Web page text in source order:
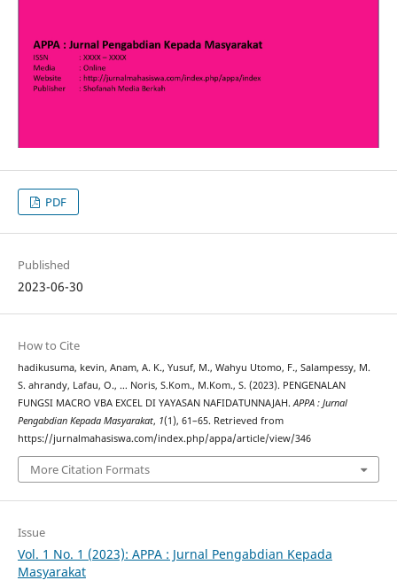
PDF
Published
2023-06-30
How to Cite
hadikusuma, kevin, Anam, A. K., Yusuf, M., Wahyu Utomo, F., Salampessy, M.
S. ahrandy, Lafau, O., … Noris, S.Kom., M.Kom., S. (2023). PENGENALAN
FUNGSI MACRO VBA EXCEL DI YAYASAN NAFIDATUNNAJAH.APPA : Jurnal
Pengabdian Kepada Masyarakat, 1(1), 61–65. Retrieved from
https://jurnalmahasiswa.com/index.php/appa/article/view/346
More Citation Formats
Issue
Vol. 1 No. 1 (2023): APPA : Jurnal Pengabdian Kepada
Masyarakat